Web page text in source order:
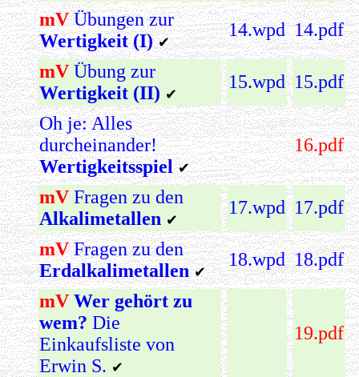
mV Übungen zur
Wertigkeit (I) ✔
14.wpd 14.pdf
mV Übung zur
Wertigkeit (II) ✔
15.wpd 15.pdf
Oh je: Alles
durcheinander!
Wertigkeitsspiel ✔
16.pdf
mV Fragen zu den
Alkalimetallen ✔
17.wpd 17.pdf
mV Fragen zu den
Erdalkalimetallen ✔
18.wpd 18.pdf
mV Wer gehört zu
wem? Die
Einkaufsliste von
Erwin S. ✔
19.pdf